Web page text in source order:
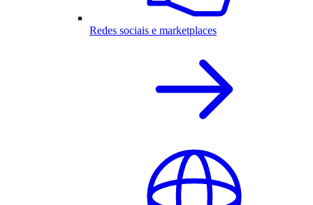
Redes sociais e marketplaces